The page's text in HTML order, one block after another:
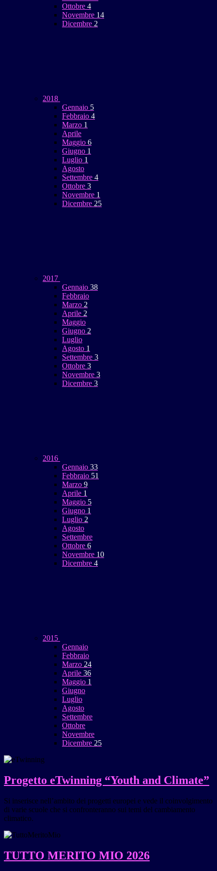
Ottobre 4
Novembre 14
Dicembre 2
2018
Gennaio 5
Febbraio 4
Marzo 1
Aprile
Maggio 6
Giugno 1
Luglio 1
Agosto
Settembre 4
Ottobre 3
Novembre 1
Dicembre 25
2017
Gennaio 38
Febbraio
Marzo 2
Aprile 2
Maggio
Giugno 2
Luglio
Agosto 1
Settembre 3
Ottobre 3
Novembre 3
Dicembre 3
2016
Gennaio 33
Febbraio 51
Marzo 9
Aprile 1
Maggio 5
Giugno 1
Luglio 2
Agosto
Settembre
Ottobre 6
Novembre 10
Dicembre 4
2015
Gennaio
Febbraio
Marzo 24
Aprile 36
Maggio 1
Giugno
Luglio
Agosto
Settembre
Ottobre
Novembre
Dicembre 25
Progetto eTwinning “Youth and Climate”
Si inserisce nell’ambito dei progetti europei e vede il coinvolgimento
di varie scuole che si confronteranno sui temi del cambiamento
climatico.
TUTTO MERITO MIO 2026